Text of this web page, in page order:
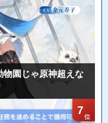
物園じゃ原神超えな
7